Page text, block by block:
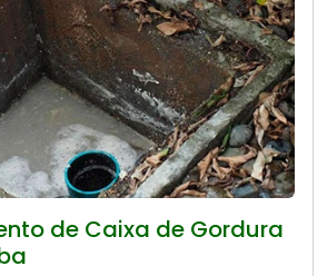
de Caixa de Gordura